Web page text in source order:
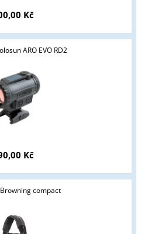
Kč
ARO EVO RD2
Kč
compact